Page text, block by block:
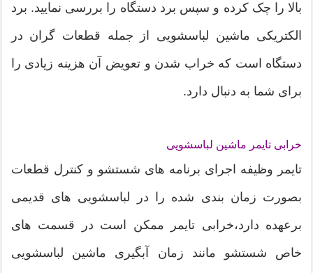
بالا را چک کرده و سپس برد دستگاه را بررسی نمایید. برد
الکتریکی ماشین لباسشویی از جمله قطعات گران در
دستگاه است که خراب شدن و تعویض آن هزینه زیادی را
برای شما به دنبال دارد.
خرابی تایمر ماشین لباسشویی
تایمر وظیفه اجرای برنامه های شستشو و کنترل قطعات
بصورت زمان بندی شده را در لباسشویی های قدیمی
برعهده دارد،خرابی تایمر ممکن است در قسمت های
خاص شستشو مانند زمان آبگیری ماشین لباسشویی